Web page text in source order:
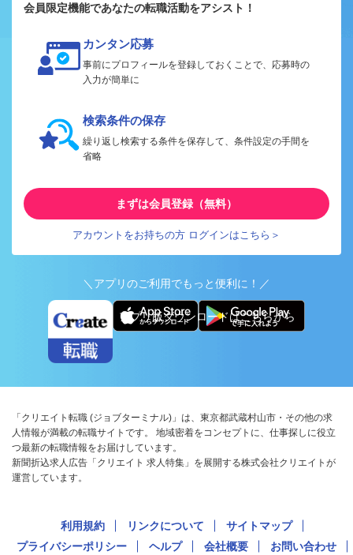
会員限定機能であなたの転職活動をアシスト！
カンタン応募
事前にプロフィールを登録しておくことで、応募時の
入力が簡単に
検索条件の保存
繰り返し検索する条件を保存して、条件設定の手間を
省略
まずは会員登録（無料）
アカウントをお持ちの方 ログインはこちら＞
＼アプリのご利用でもっと便利に！／
アプリ版ダウンロードはこちらから
「クリエイト転職 (ジョブターミナル)」は、東京都武蔵村山市・その他の求
人情報が満載の転職サイトです。 地域密着をコンセプトに、仕事探しに役立
つ最新の転職情報をお届けしています。
新聞折込求人広告「クリエイト 求人特集」を展開する株式会社クリエイトが
運営しています。
利用規約 リンクについて
サイトマップ
プライバシーポリシー
ヘルプ 会社概要 お問い合わせ